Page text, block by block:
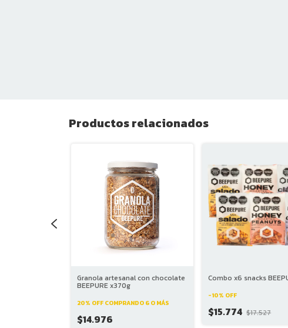
Productos relacionados
Granola artesanal con chocolate
BEEPURE x370g
20% OFF COMPRANDO 6 O MÁS
$14.976
Combo x6 snacks
-10% OFF
$15.774 $17.527